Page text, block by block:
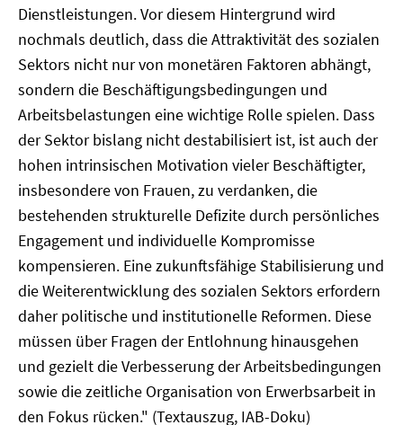
Dienstleistungen. Vor diesem Hintergrund wird
nochmals deutlich, dass die Attraktivität des sozialen
Sektors nicht nur von monetären Faktoren abhängt,
sondern die Beschäftigungsbedingungen und
Arbeitsbelastungen eine wichtige Rolle spielen. Dass
der Sektor bislang nicht destabilisiert ist, ist auch der
hohen intrinsischen Motivation vieler Beschäftigter,
insbesondere von Frauen, zu verdanken, die
bestehenden strukturelle Defizite durch persönliches
Engagement und individuelle Kompromisse
kompensieren. Eine zukunftsfähige Stabilisierung und
die Weiterentwicklung des sozialen Sektors erfordern
daher politische und institutionelle Reformen. Diese
müssen über Fragen der Entlohnung hinausgehen
und gezielt die Verbesserung der Arbeitsbedingungen
sowie die zeitliche Organisation von Erwerbsarbeit in
den Fokus rücken." (Textauszug, IAB-Doku)